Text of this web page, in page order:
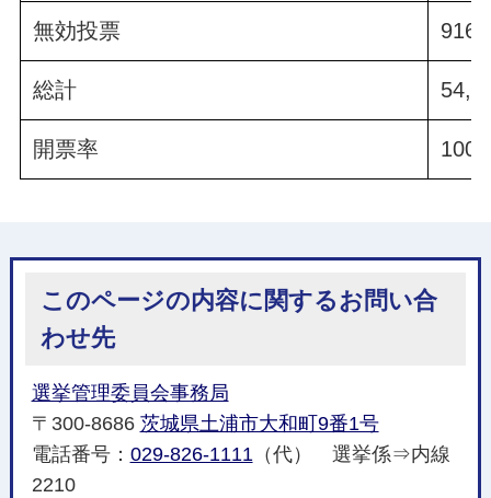
無効投票
総計
開票率
このページの内容に関するお問い合
わせ先
選挙管理委員会事務局
〒300-8686 茨城県土浦市大和町9番1号
電話番号： 029-826-1111（代） 選挙係⇒内線
2210